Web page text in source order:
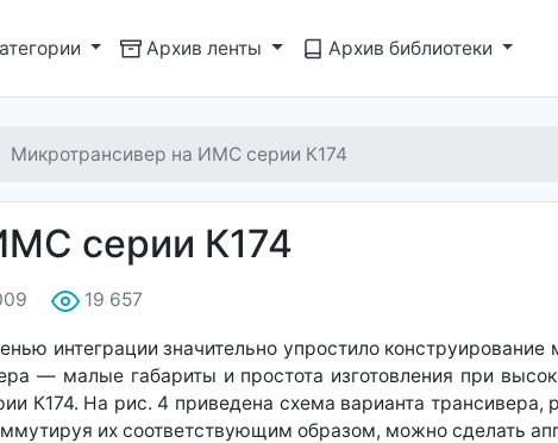
Архив ленты Архив библиотеки
Микротрансивер на ИМС серии К174
серии К174
19 657
интеграции значительно упростило конструирование
— малые габариты и простота изготовления при
К174. На рис. 4 приведена схема варианта трансивера,
их соответствующим образом, можно сделать